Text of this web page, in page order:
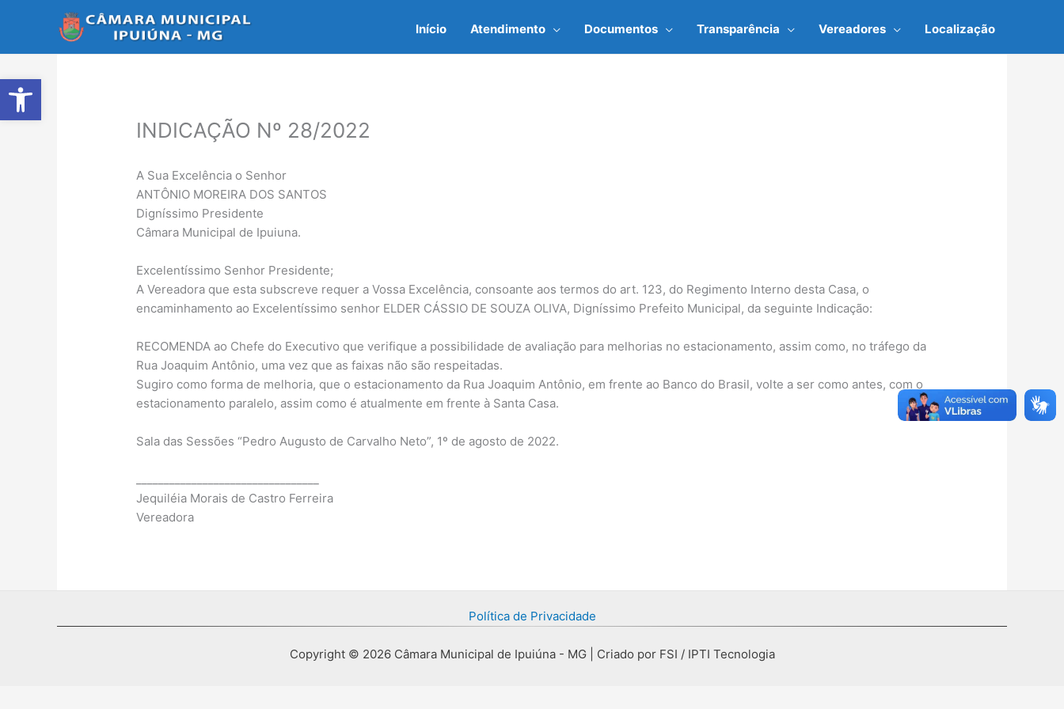
Abrir a barra de ferramentas
Início Atendimento Documentos Transparência Vereadores Localização
INDICAÇÃO Nº 28/2022
A Sua Excelência o Senhor
ANTÔNIO MOREIRA DOS SANTOS
Digníssimo Presidente
Câmara Municipal de Ipuiuna.
Excelentíssimo Senhor Presidente;
A Vereadora que esta subscreve requer a Vossa Excelência, consoante aos termos do art. 123, do Regimento Interno desta Casa, o
encaminhamento ao Excelentíssimo senhor ELDER CÁSSIO DE SOUZA OLIVA, Digníssimo Prefeito Municipal, da seguinte Indicação:
RECOMENDA ao Chefe do Executivo que verifique a possibilidade de avaliação para melhorias no estacionamento, assim como, no tráfego da
Rua Joaquim Antônio, uma vez que as faixas não são respeitadas.
Sugiro como forma de melhoria, que o estacionamento da Rua Joaquim Antônio, em frente ao Banco do Brasil, volte a ser como antes, com o
estacionamento paralelo, assim como é atualmente em frente à Santa Casa.
Sala das Sessões “Pedro Augusto de Carvalho Neto”, 1º de agosto de 2022.
Jequiléia Morais de Castro Ferreira
Vereadora
Política de Privacidade
Copyright © 2026 Câmara Municipal de Ipuiúna - MG | Criado por FSI / IPTI Tecnologia